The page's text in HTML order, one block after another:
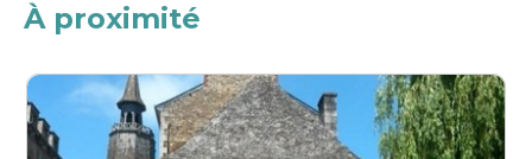
À proximité